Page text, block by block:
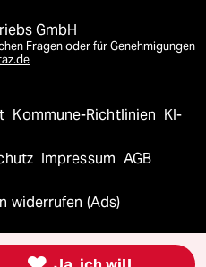
GmbH
Fragen oder für Genehmigungen
Kommune-Richtlinien KI-
Impressum AGB
widerrufen (Ads)